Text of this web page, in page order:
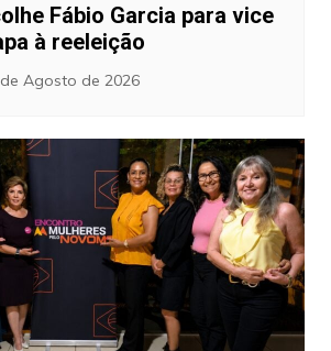
Fábio Garcia para vice
à reeleição
Agosto de 2026